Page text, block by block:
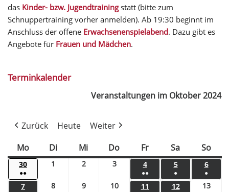
das Kinder- bzw. Jugendtrainingstatt (bitte zum
Schnuppertraining vorher anmelden). Ab 19:30 beginnt im
Anschluss der offene Erwachsenenspielabend. Dazu gibt es
Angebote für Frauen und Mädchen.
Terminkalender
Veranstaltungen im Oktober 2024
Zurück Heute
Weiter
Mo
Di Mi Do Fr Sa So
30
●●
1 2 3 4
●●
5
●
6
●
7 8 9 10 11 12 13